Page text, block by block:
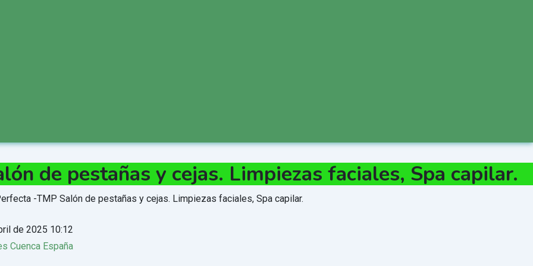
de pestañas y cejas. Limpiezas faciales, Spa capilar.
de 2025 10:12
Cuenca España